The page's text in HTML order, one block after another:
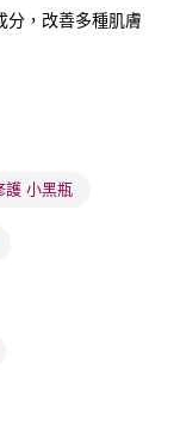
分，改善多種肌膚
護 小黑瓶